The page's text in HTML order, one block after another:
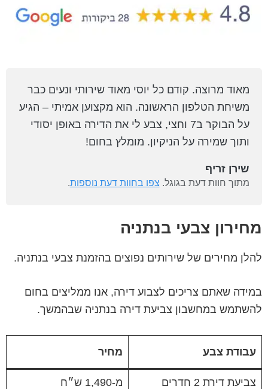
מאוד מרוצה. קודם כל יוסי מאוד שירותי ונעים כבר
משיחת הטלפון הראשונה. הוא מקצוען אמיתי – הגיע
על הבוקר ב7 וחצי, צבע לי את הדירה באופן יסודי
ותוך שמירה על הניקיון. מומלץ בחום!
שירן זריף
מתוך חוות דעת בגוגל. צפו בחוות דעת נוספות.
מחירון צבעי בנתניה
להלן מחירים של שירותים נפוצים בהזמנת צבעי בנתניה.
במידה שאתם צריכים לצבוע דירה, אנו ממליצים בחום
להשתמש במחשבון צביעת דירה בנתניה שבהמשך.
עבודת צבע מחיר
צביעת דירת 2 חדרים מ-1,490 ש״ח